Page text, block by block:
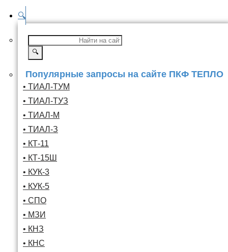
🔍
🔍
Популярные запросы на сайте ПКФ ТЕПЛО
• ТИАЛ-ТУМ
• ТИАЛ-ТУЗ
• ТИАЛ-М
• ТИАЛ-З
• КТ-11
• КТ-15Ш
• КУК-3
• КУК-5
• СПО
• МЗИ
• КНЗ
• КНС